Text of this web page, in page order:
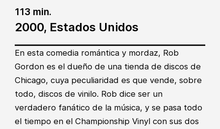
2000, Estados Unidos
113 min.
En esta comedia romántica y mordaz, Rob
Gordon es el dueño de una tienda de discos de
Chicago, cuya peculiaridad es que vende, sobre
todo, discos de vinilo. Rob dice ser un
verdadero fanático de la música, y se pasa todo
el tiempo en el Championship Vinyl con sus dos